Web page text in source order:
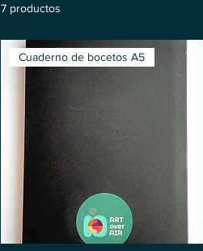
7 productos
Cuaderno de bocetos A5